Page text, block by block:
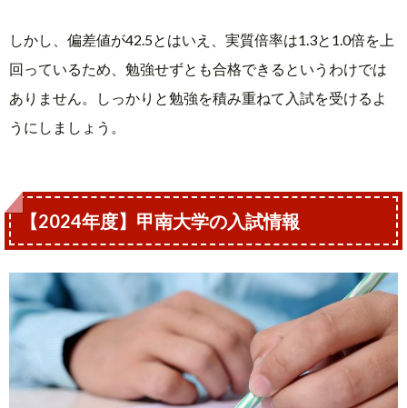
しかし、偏差値が42.5とはいえ、実質倍率は1.3と1.0倍を上
回っているため、勉強せずとも合格できるというわけでは
ありません。しっかりと勉強を積み重ねて入試を受けるよ
うにしましょう。
【2024年度】甲南大学の入試情報